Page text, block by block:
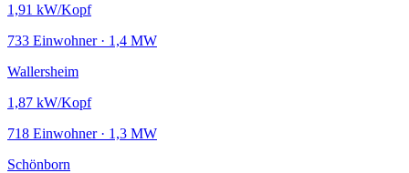
1,91 kW/Kopf
733 Einwohner · 1,4 MW
Wallersheim
1,87 kW/Kopf
718 Einwohner · 1,3 MW
Schönborn